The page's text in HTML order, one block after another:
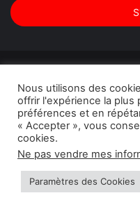
Email
DeltaPress|
Annonces
Contact
Nous utilisons des
offrir l'expérience la plus
préférences et en
« Accepter », vous
cookies.
Ne pas vendre mes
Paramètres des Cookies